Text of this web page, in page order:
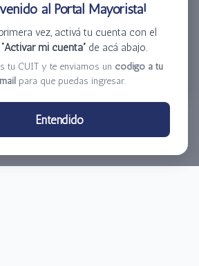
al Portal Mayorista!
vez, activá tu cuenta con el
“Activar mi cuenta”de acá abajo.
tu CUIT y te enviamos un código a tu
para que puedas ingresar.
Entendido
Ingresar
Olvidé mi clave
de Distribución El Bacha S.A.